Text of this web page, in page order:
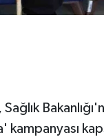
kampanyası